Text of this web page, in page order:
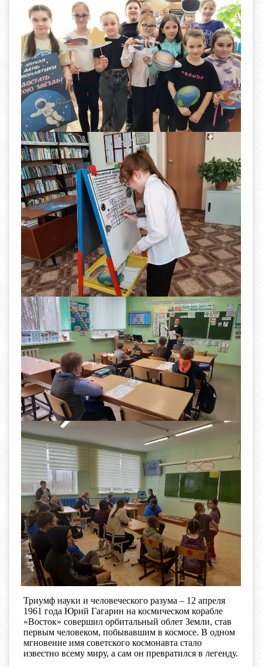
Триумф науки и человеческого разума – 12 апреля
1961 года Юрий Гагарин на космическом корабле
«Восток» совершил орбитальный облет Земли, став
первым человеком, побывавшим в космосе. В одном
мгновение имя советского космонавта стало
известно всему миру, а сам он превратился в легенду.